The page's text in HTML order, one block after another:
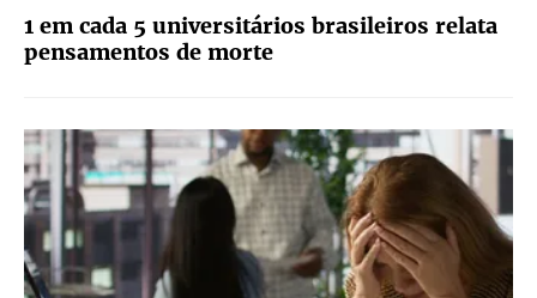
1 em cada 5 universitários brasileiros relata
pensamentos de morte